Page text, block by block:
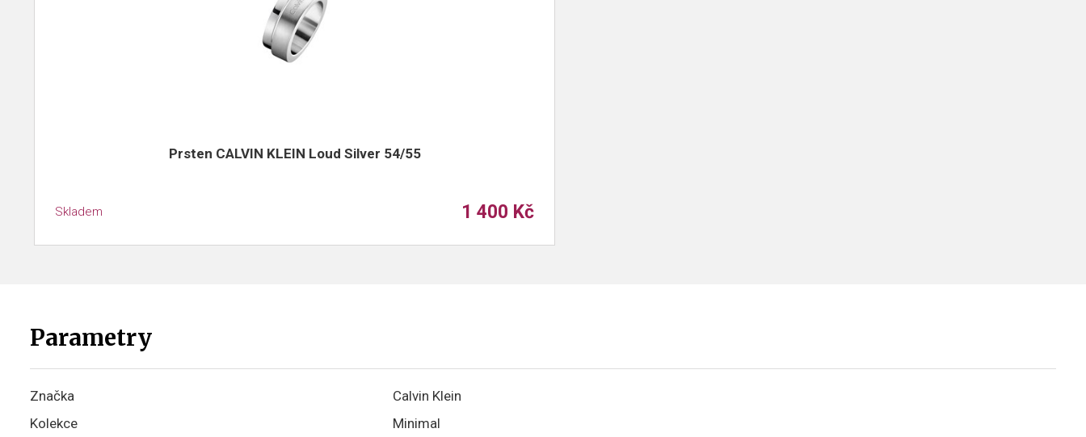
Prsten CALVIN KLEIN Loud Silver 54/55
Skladem 1 400 Kč
Parametry
Značka
Calvin Klein
Kolekce
Minimal